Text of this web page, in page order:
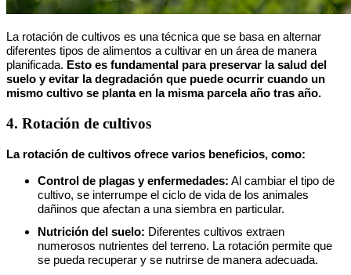
La rotación de cultivos es una técnica que se basa en alternar
diferentes tipos de alimentos a cultivar en un área de manera
planificada. Esto es fundamental para preservar la salud del
suelo y evitar la degradación que puede ocurrir cuando un
mismo cultivo se planta en la misma parcela año tras año.
4. Rotación de cultivos
La rotación de cultivos ofrece varios beneficios, como:
Control de plagas y enfermedades: Al cambiar el tipo de
cultivo, se interrumpe el ciclo de vida de los animales
dañinos que afectan a una siembra en particular.
Nutrición del suelo: Diferentes cultivos extraen
numerosos nutrientes del terreno. La rotación permite que
se pueda recuperar y se nutrirse de manera adecuada.